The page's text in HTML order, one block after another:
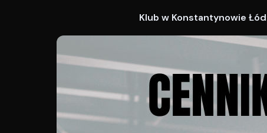
Klub w Konstantynowie